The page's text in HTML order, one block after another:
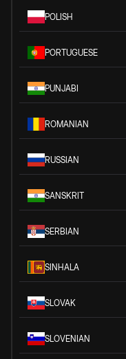
POLISH
PORTUGUESE
PUNJABI
ROMANIAN
RUSSIAN
SANSKRIT
SERBIAN
SINHALA
SLOVAK
SLOVENIAN